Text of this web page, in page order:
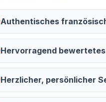
Authentisches
Hervorragend
Herzlicher, persönlicher